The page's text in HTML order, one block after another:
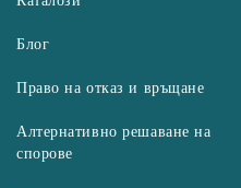
Блог
Право на отказ и връщане
Алтернативно решаване на
спорове